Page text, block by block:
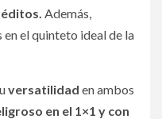
Además,
el quinteto ideal de la
versatilidad en ambos
en el 1×1 y con